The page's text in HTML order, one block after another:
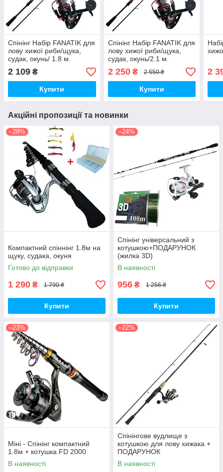
Спінінг Набір FANATIK для
лову хижої риби/щука,
судак, окунь/ 1.8 м.
2 109 ₴
Купити
Спінінг Набір FANATIK для
лову хижої риби/щука,
судак, окунь/2.1 м.
2 250₴ 2 550 ₴
Купити
2
Акційні пропозиції та новинки
–28%
Компактний спіннінг 1.8м на
щуку, судака, окуня
Готово до відправки
1 290 ₴ 1 790 ₴
Купити
–24%
Спінінг універсальний з
котушкою+ПОДАРУНОК
(жилка 3D)
В наявності
956 ₴ 1 256 ₴
Купити
–23%
Міні - Спінінг компактний
1.8м + котушка FD 2000
В наявності
–22%
Спінінгове вудлище з
котушкою для лову хижака +
ПОДАРУНОК
В наявності